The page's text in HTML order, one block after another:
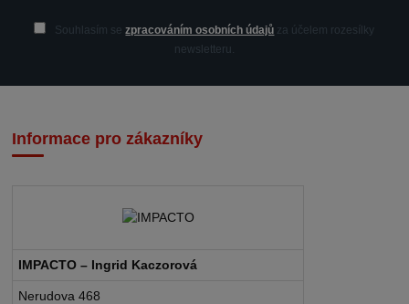
Souhlasím sezpracováním osobních údajů za účelem rozesílky
newsletteru.
Informace pro zákazníky
IMPACTO – Ingrid Kaczorová
Nerudova 468